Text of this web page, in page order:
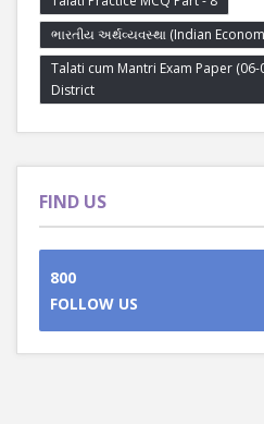
ભારતીય અર્થવ્યવસ્થા (Indian
Talati cum Mantri Exam Paper
District
FIND US
800
FOLLOW US